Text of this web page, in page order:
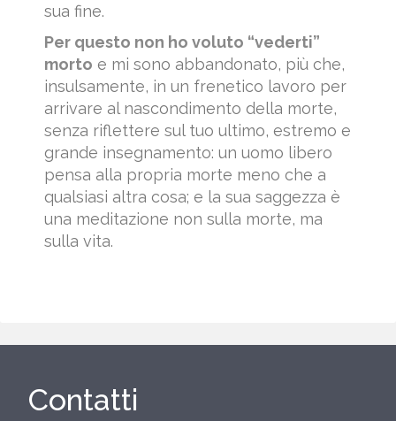
sua fine.
Per questo non ho voluto “vederti”
morto e mi sono abbandonato, più che,
insulsamente, in un frenetico lavoro per
arrivare al nascondimento della morte,
senza riflettere sul tuo ultimo, estremo e
grande insegnamento: un uomo libero
pensa alla propria morte meno che a
qualsiasi altra cosa; e la sua saggezza è
una meditazione non sulla morte, ma
sulla vita.
Contatti